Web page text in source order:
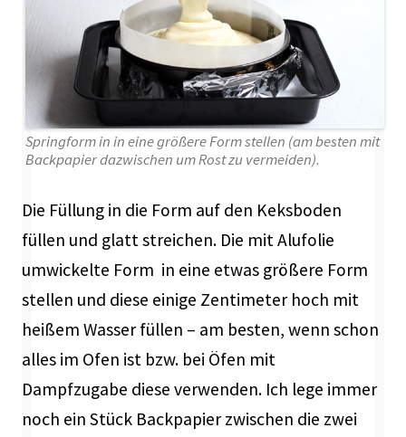
Springform in in eine größere Form stellen (am besten mit
Backpapier dazwischen um Rost zu vermeiden).
Die Füllung in die Form auf den Keksboden
füllen und glatt streichen. Die mit Alufolie
umwickelte Form in eine etwas größere Form
stellen und diese einige Zentimeter hoch mit
heißem Wasser füllen – am besten, wenn schon
alles im Ofen ist bzw. bei Öfen mit
Dampfzugabe diese verwenden. Ich lege immer
noch ein Stück Backpapier zwischen die zwei